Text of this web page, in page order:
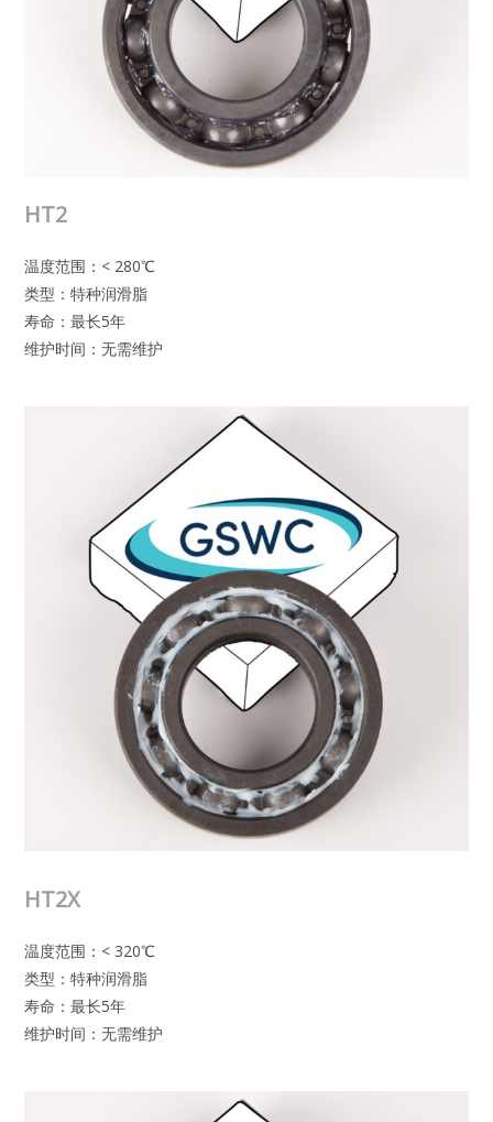
HT2
温度范围：< 280℃
类型：特种润滑脂
寿命：最长5年
维护时间：无需维护
HT2X
温度范围：< 320℃
类型：特种润滑脂
寿命：最长5年
维护时间：无需维护